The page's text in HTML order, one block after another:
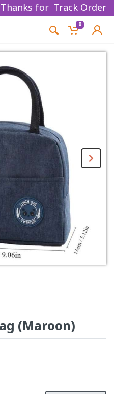
for shopping!Track Order
0
(Maroon)